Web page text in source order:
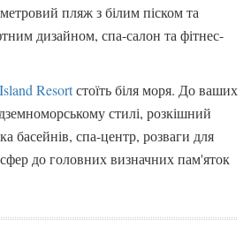
пляж з білим піском та
дизайном, спа-салон та фітнес-
Resortстоїть біля моря. До ваших
стилі, розкішний
басейнів, спа-центр, розваги для
до головних визначних пам'яток